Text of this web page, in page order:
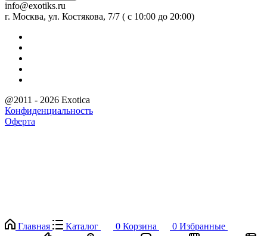
info@exotiks.ru
г. Москва, ул. Костякова, 7/7 ( с 10:00 до 20:00)
@2011 - 2026 Exotica
Конфиденциальность
Оферта
Главная Каталог 0 Корзина 0 Избранные